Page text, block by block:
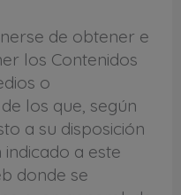
de obtener e
los Contenidos
o
los que, según
a su disposición
a este
donde se